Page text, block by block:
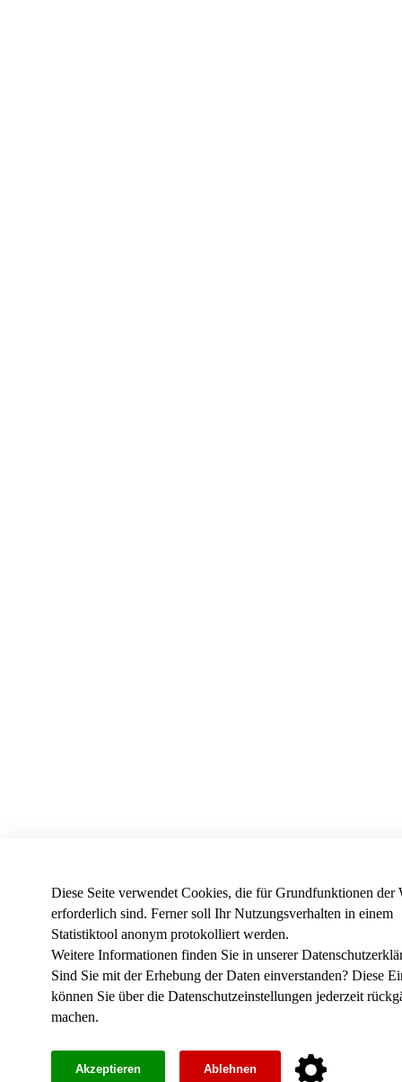
Diese Seite verwendet Cookies, die für Grundfunktionen der
erforderlich sind. Ferner soll Ihr Nutzungsverhalten in einem
Statistiktool anonym protokolliert werden.
Weitere Informationen finden Sie in unserer
Sind Sie mit der Erhebung der Daten einverstanden? Diese
können Sie über dieDatenschutzeinstellungen jederzeit
machen.
Akzeptieren Ablehnen